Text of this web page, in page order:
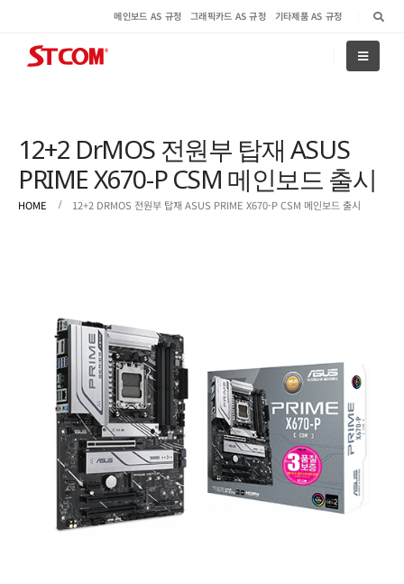
메인보드 AS 규정 그래픽카드 AS 규정 기타제품 AS 규정
12+2 DrMOS 전원부 탑재 ASUS
PRIME X670-P CSM 메인보드 출시
HOME 12+2 DRMOS 전원부 탑재 ASUS PRIME X670-P CSM 메인보드 출시